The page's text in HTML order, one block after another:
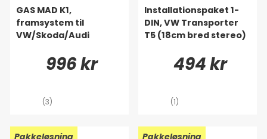
GAS MAD K1,
framsystem til
VW/Skoda/Audi
996 kr
(3)
Installationspaket 1-
DIN, VW Transporter
T5 (18cm bred stereo)
494 kr
(1)
Pakkeløsning Pakkeløsning